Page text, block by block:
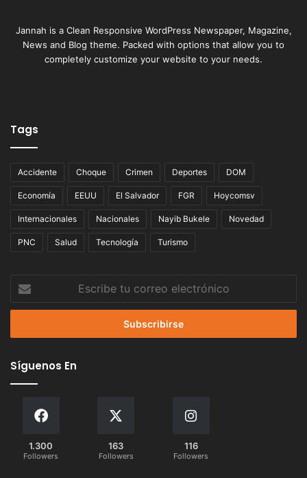
Jannah is a Clean Responsive WordPress Newspaper, Magazine,
News and Blog theme. Packed with options that allow you to
completely customize your website to your needs.
Tags
Accidente Choque Crimen Deportes DOM
Economía EEUU El Salvador FGR Hoycomsv
Internacionales Nacionales Nayib Bukele Novedad
PNC Salud Tecnología Turismo
tu
correo
Síguenos En
1.300
Followers
163
Followers
116
Followers